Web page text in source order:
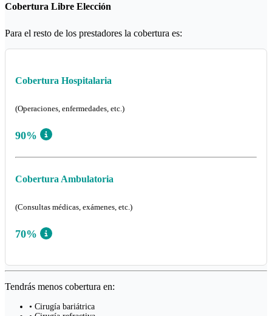
Cobertura Libre Elección
Para el resto de los prestadores la cobertura es:
Cobertura Hospitalaria
(Operaciones, enfermedades, etc.)
90%
Cobertura Ambulatoria
(Consultas médicas, exámenes, etc.)
70%
Tendrás menos cobertura en:
• Cirugía bariátrica